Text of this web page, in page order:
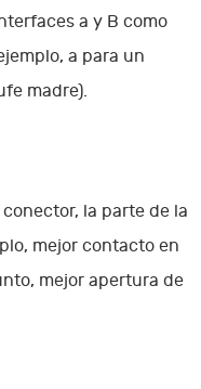
a y B como
a para un
madre).
la parte de la
mejor contacto en
mejor apertura de